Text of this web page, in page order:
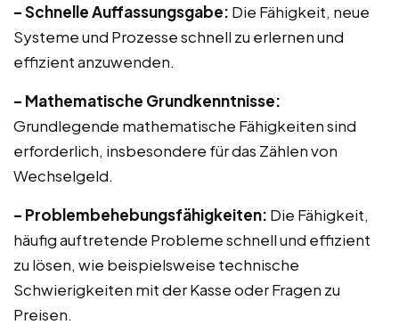
– Schnelle Auffassungsgabe: Die Fähigkeit, neue
Systeme und Prozesse schnell zu erlernen und
effizient anzuwenden.
– Mathematische Grundkenntnisse:
Grundlegende mathematische Fähigkeiten sind
erforderlich, insbesondere für das Zählen von
Wechselgeld.
– Problembehebungsfähigkeiten: Die Fähigkeit,
häufig auftretende Probleme schnell und effizient
zu lösen, wie beispielsweise technische
Schwierigkeiten mit der Kasse oder Fragen zu
Preisen.